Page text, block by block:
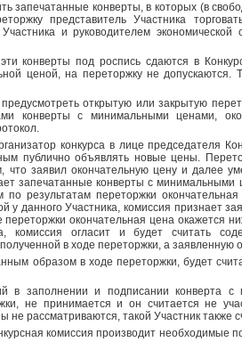
запечатанные конверты, в которых (в
представитель Участника
и руководителем
конверты под роспись сдаются в
ценой, на переторжку не допускаются.
открытую или закрытую
конверты с минимальными ценами,
конкурса в лице председателя
публично объявлять новые цены.
что заявил окончательную цену и далее
запечатанные конверты с
по результатам переторжки
у данного Участника, комиссия признает
окончательная цена окажется
комиссия огласит и будет считать
в ходе переторжки, а заявленную
образом в ходе переторжки, будет
в заполнении и подписании конверта
не принимается и он считается не
рассматриваются, такой Участник также
комиссия производит необходимые